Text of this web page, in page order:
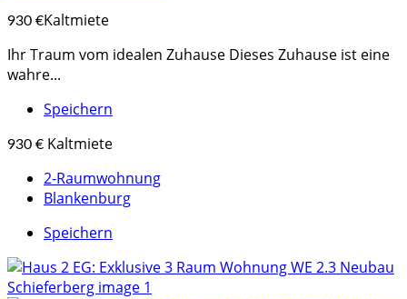
930 €Kaltmiete
Ihr Traum vom idealen Zuhause Dieses Zuhause ist eine
wahre...
Speichern
930 € Kaltmiete
2-Raumwohnung
Blankenburg
Speichern